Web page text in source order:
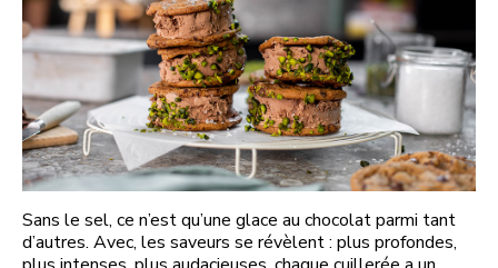
Sans le sel, ce n’est qu’une glace au chocolat parmi tant
d’autres. Avec, les saveurs se révèlent : plus profondes,